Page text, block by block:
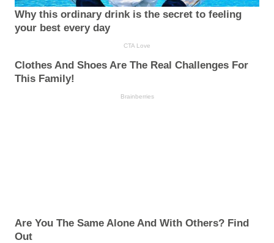
Why this ordinary drink is the secret to feeling
your best every day
CTA Love
Clothes And Shoes Are The Real Challenges For
This Family!
Brainberries
Are You The Same Alone And With Others? Find
Out